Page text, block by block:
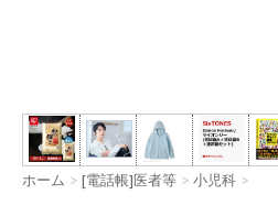
ホーム > [電話帳]医者等 > 小児科 >